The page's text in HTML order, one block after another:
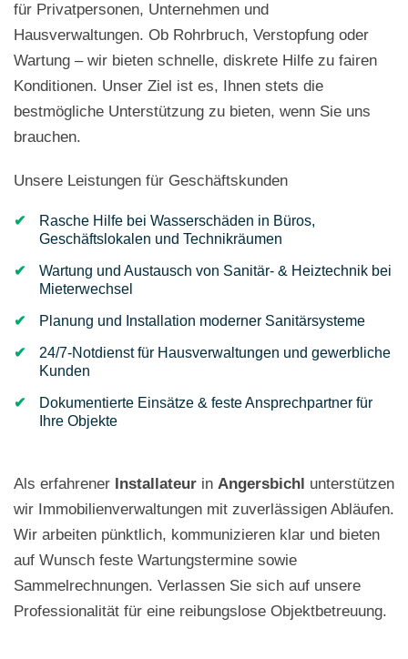
für Privatpersonen, Unternehmen und
Hausverwaltungen. Ob Rohrbruch, Verstopfung oder
Wartung – wir bieten schnelle, diskrete Hilfe zu fairen
Konditionen. Unser Ziel ist es, Ihnen stets die
bestmögliche Unterstützung zu bieten, wenn Sie uns
brauchen.
Unsere Leistungen für Geschäftskunden
Rasche Hilfe bei Wasserschäden in Büros,
Geschäftslokalen und Technikräumen
Wartung und Austausch von Sanitär- & Heiztechnik bei
Mieterwechsel
Planung und Installation moderner Sanitärsysteme
24/7-Notdienst für Hausverwaltungen und gewerbliche
Kunden
Dokumentierte Einsätze & feste Ansprechpartner für
Ihre Objekte
Als erfahrener Installateur in Angersbichl unterstützen
wir Immobilienverwaltungen mit zuverlässigen Abläufen.
Wir arbeiten pünktlich, kommunizieren klar und bieten
auf Wunsch feste Wartungstermine sowie
Sammelrechnungen. Verlassen Sie sich auf unsere
Professionalität für eine reibungslose Objektbetreuung.